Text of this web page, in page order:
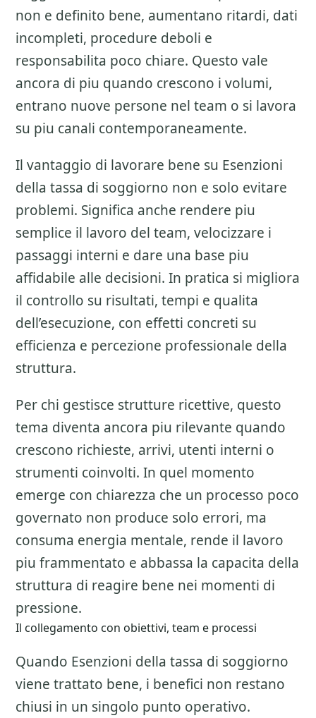
non e definito bene, aumentano ritardi, dati
incompleti, procedure deboli e
responsabilita poco chiare. Questo vale
ancora di piu quando crescono i volumi,
entrano nuove persone nel team o si lavora
su piu canali contemporaneamente.
Il vantaggio di lavorare bene su Esenzioni
della tassa di soggiorno non e solo evitare
problemi. Significa anche rendere piu
semplice il lavoro del team, velocizzare i
passaggi interni e dare una base piu
affidabile alle decisioni. In pratica si migliora
il controllo su risultati, tempi e qualita
dell’esecuzione, con effetti concreti su
efficienza e percezione professionale della
struttura.
Per chi gestisce strutture ricettive, questo
tema diventa ancora piu rilevante quando
crescono richieste, arrivi, utenti interni o
strumenti coinvolti. In quel momento
emerge con chiarezza che un processo poco
governato non produce solo errori, ma
consuma energia mentale, rende il lavoro
piu frammentato e abbassa la capacita della
struttura di reagire bene nei momenti di
pressione.
Il collegamento con obiettivi, team e processi
Quando Esenzioni della tassa di soggiorno
viene trattato bene, i benefici non restano
chiusi in un singolo punto operativo.